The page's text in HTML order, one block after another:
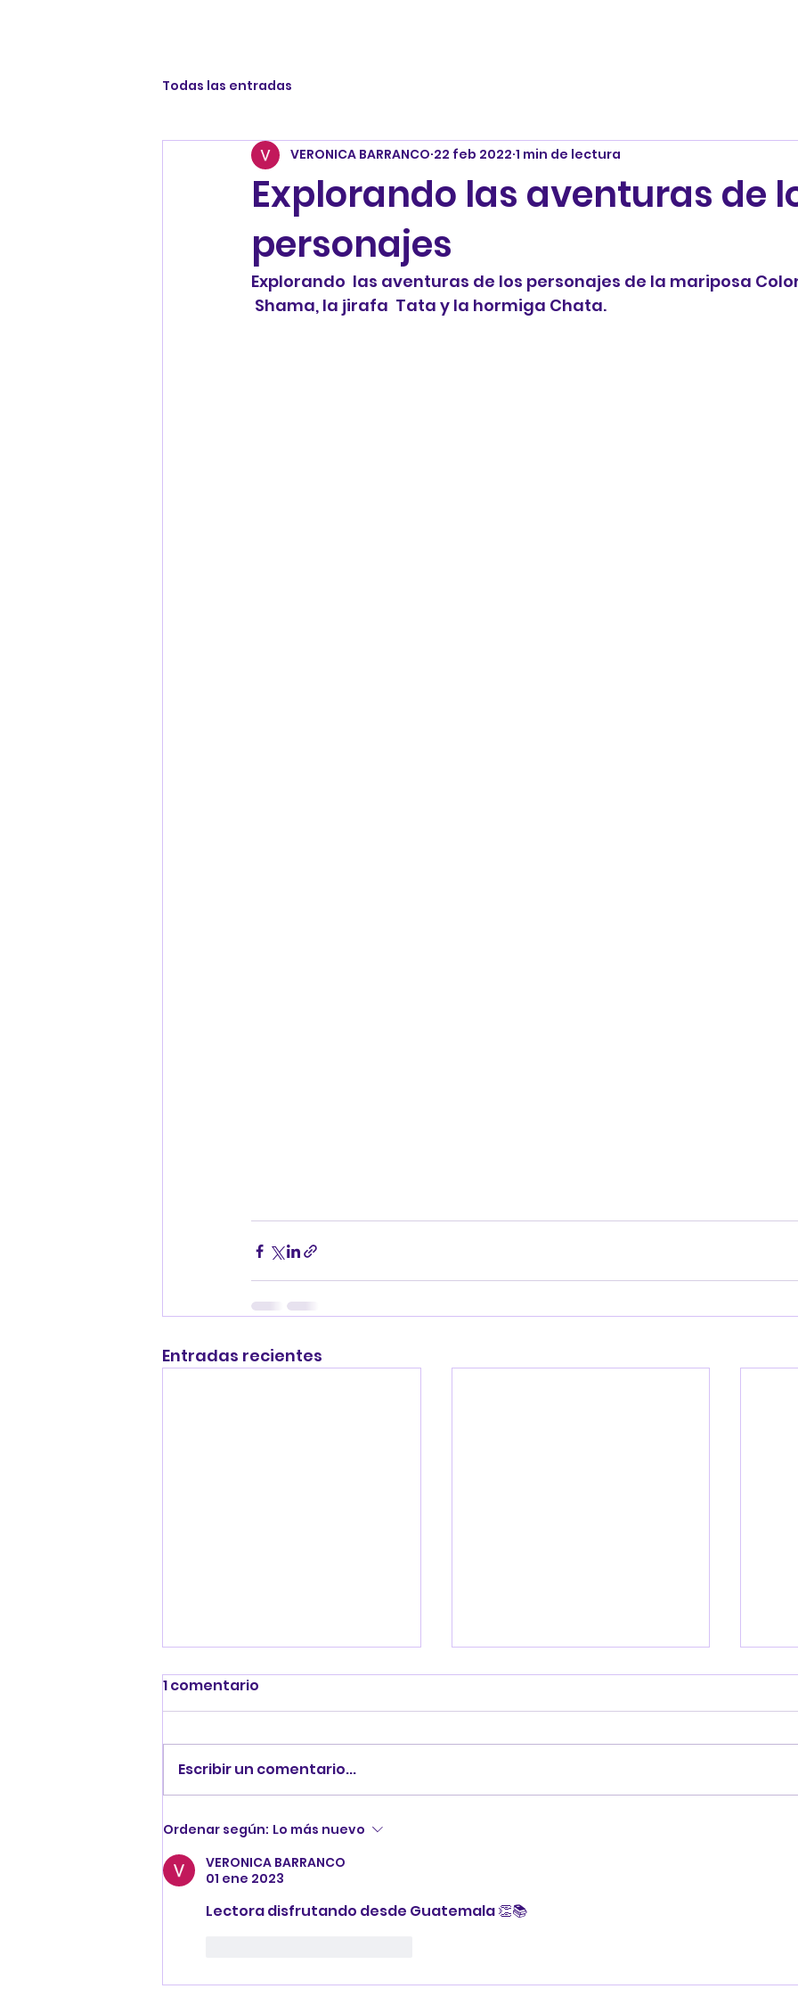
Todas las entradas
Explorando las aventuras de
personajes
VERONICA BARRANCO 22 feb 2022 1 min de lectura
Explorando  las aventuras de los personajes de la mariposa
Shama, la jirafa  Tata y la hormiga Chata.
Entradas recientes
EXPLORANDO
1 comentario
Escribir un comentario...
Ordenar según: Lo más nuevo
VERONICA BARRANCO
01 ene 2023
Lectora disfrutando desde Guatemala 👏📚